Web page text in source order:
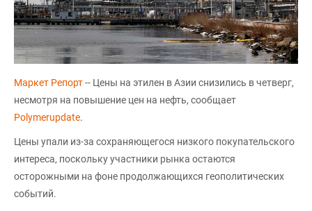
Маркет Репорт-- Цены на этилен в Азии снизились в четверг,
несмотря на повышение цен на нефть, сообщает
Polymerupdate.
Цены упали из-за сохраняющегося низкого покупательского
интереса, поскольку участники рынка остаются
осторожными на фоне продолжающихся геополитических
событий.